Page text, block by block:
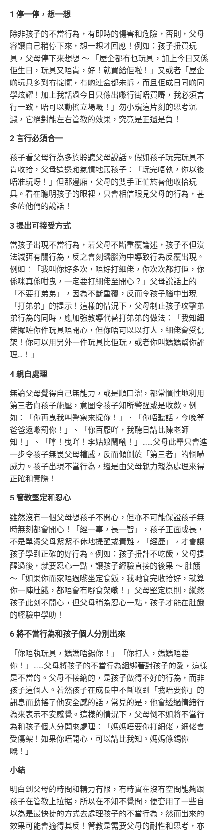
1 停一停，想一想
除非孩子的不當行為，有即時的傷害和危險，否則，父母
容讓自己稍停下來，想一想才回應！例如：孩子扭買玩
具，父母停下來想想 ～ 「屋企都冇乜玩具，加上今日又係
佢生日，玩具又唔貴，好！就買給佢啦！」又或者「屋企
啲玩具多到冇掟擺，有啲連盒都未拆，而且佢成日同啲同
學炫耀！加上我話過今日只係出嚟行街唔買嘢，我必須言
行一致，唔可以動搖立場嘅！」勿小窺這片刻的思考沉
澱，它絕對能左右管教的效果，究竟是正還是負！
2 言行必須合一
孩子看父母行為多於聆聽父母說話。假如孩子玩完玩具不
肯收拾，父母這邊廂氣憤地罵孩子：「玩完唔執，你以後
唔准玩呀！」但那邊廂，父母的雙手正忙於替他收拾玩
具。看在聰明孩子的眼裡，只會相信眼見父母的行為，甚
多於他們的說話！
3 提出可接受方式
當孩子出現不當行為，若父母不斷重覆論述，孩子不但沒
法減弭有關行為，反之會刻鑄腦海中導致行為反覆出現。
例如：「我叫你好多次，唔好打細佬，你次次都打佢，你
係咪真係咁曳，一定要打細佬至開心？」父母說話上的
「不要打弟弟」，因為不斷重覆，反而令孩子腦中出現
「打弟弟」的提示！這樣的情況下，父母制止孩子攻擊弟
弟行為的同時，應加強教導代替打弟弟的做法：「我知細
佬攞咗你件玩具唔開心，但你唔可以以打人，細佬會受傷
架！你可以用另外一件玩具比佢玩，或者你叫媽媽幫你評
理…！」
4 親自處理
無論父母覺得自己無能力，或是順口溜，都常慣性地利用
第三者向孩子施壓，意圖令孩子知所警醒或是收歛。例
如：「你再曳我叫警察來捉你！」、「你唔聽話，今晚等
爸爸返嚟罰你！」、「你百厭吖，我聽日講比陳老師
知！」、「嗱！曳吖！李姑娘鬧嘞！」……父母此舉只會進
一步令孩子無畏父母權威，反而傾側於「第三者」的恫嚇
威力。孩子出現不當行為，還是由父母親力親為處理來得
正確和實際！
5 管教堅定和忍心
雖然沒有一個父母想孩子不開心，但亦不可能保證孩子無
時無刻都會開心！「經一事，長一智」，孩子正面成長，
不是單憑父母絮絮不休地提醒或責難，「經歷」，才會讓
孩子學到正確的好行為。例如：孩子扭計不吃飯，父母提
醒過後，就要忍心一點，讓孩子經驗直接的後果 ～ 肚餓
～「如果你而家唔過嚟坐定食飯，我哋食完收拾好，就算
你一陣肚餓，都唔會有嘢食架嘞！」父母堅定原則，縱然
孩子此刻不開心，但父母稍為忍心一點，孩子才能在肚餓
的經驗中學叻！
6 將不當行為和孩子個人分別出來
「你唔執玩具，媽媽唔錫你！」「你打人，媽媽唔要
你！」……父母將孩子的不當行為綑綁著對孩子的愛，這樣
是不當的。父母不接納的，是孩子做得不好的行為，而非
孩子這個人。若然孩子在成長中不斷收到「我唔要你」的
訊息而動搖了他安全感的話，常見的是，他會透過情緒行
為來表示不安感覺。這樣的情況下，父母倒不如將不當行
為和孩子個人分開來處理：「媽媽唔要你打細佬，細佬會
受傷架！如果你唔開心，可以講比我知。媽媽係錫你
嘅！」
小結
明白到父母的時間和精力有限，有時實在沒有空間能夠跟
孩子在管教上拉据，所以在不知不覺間，便套用了一些自
以為是最快捷的方式去處理孩子的不當行為，然而出來的
效果可能會適得其反！管教是需要父母的耐性和思考，亦